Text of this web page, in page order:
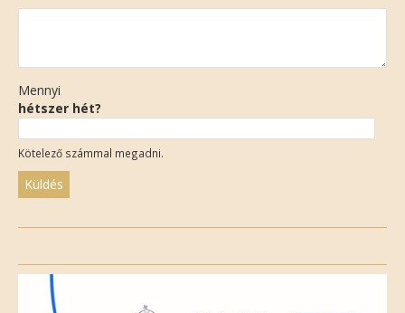
Mennyi
hétszer hét?
Kötelező számmal megadni.
field
empty.